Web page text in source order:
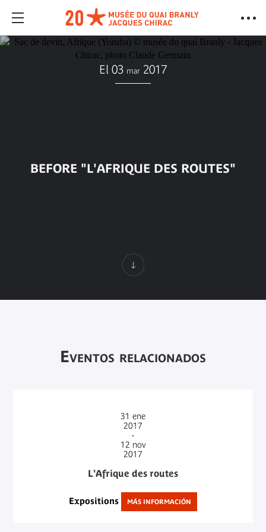
El 03 mar 2017
BEFORE "L'AFRIQUE DES ROUTES"
Eventos relacionados
31 ene
2017
-
12 nov
2017
L'Afrique des routes
Expositions MÁS INFORMACIÓN